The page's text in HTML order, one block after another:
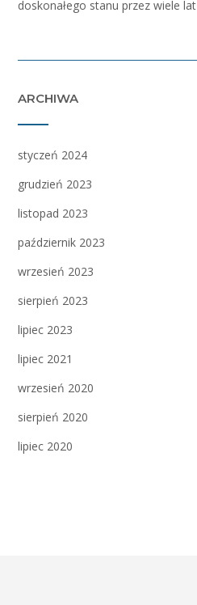
doskonałego stanu przez wiele lat
ARCHIWA
styczeń 2024
grudzień 2023
listopad 2023
październik 2023
wrzesień 2023
sierpień 2023
lipiec 2023
lipiec 2021
wrzesień 2020
sierpień 2020
lipiec 2020